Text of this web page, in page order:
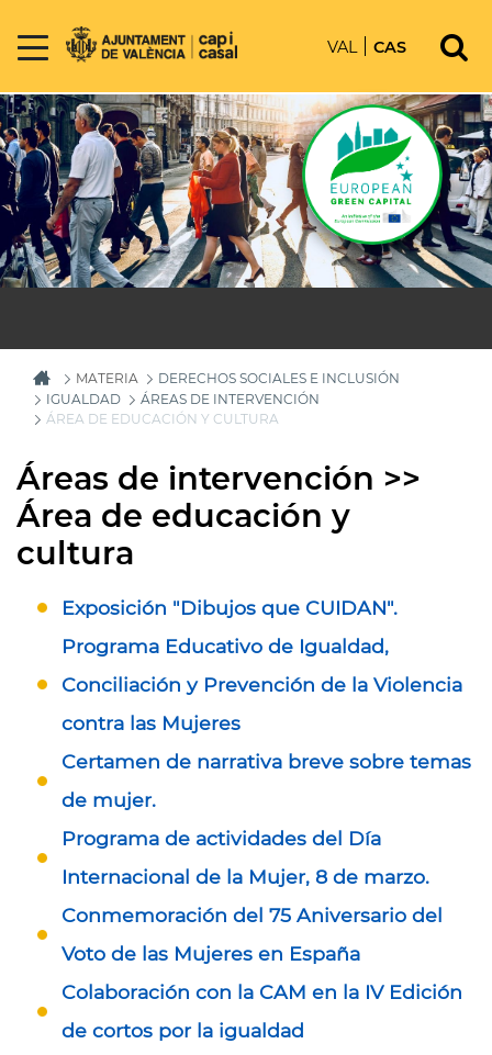
VAL CAS
MATERIA
DERECHOS SOCIALES E INCLUSIÓN
IGUALDAD
ÁREAS DE INTERVENCIÓN
ÁREA DE EDUCACIÓN Y CULTURA
Áreas de intervención >>
Área de educación y
cultura
Exposición "Dibujos que CUIDAN".
Programa Educativo de Igualdad,
Conciliación y Prevención de la Violencia
contra las Mujeres
Certamen de narrativa breve sobre temas
de mujer.
Programa de actividades del Día
Internacional de la Mujer, 8 de marzo.
Conmemoración del 75 Aniversario del
Voto de las Mujeres en España
Colaboración con la CAM en la IV Edición
de cortos por la igualdad